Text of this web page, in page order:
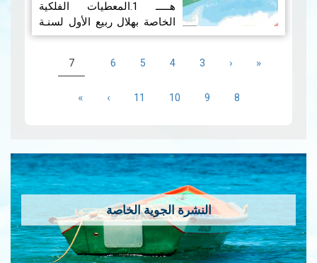
هـــــ 1.المعطيات الفلكية
الخاصة بهلال ربيع الأول لسنـة
1445 هجـري 1.1 ​1الإقتران
هلال بداية شهر ربيع الأول لسنة
يوم الجمعة 15…
قراءة المزيد
First
«
Previous‹ الصفحة
3 الصفحة
4 الصفحة
5 الصفحة
6
Current
page
7
الصفحة
8 الصفحة
9 الصفحة
10 الصفحة
11
Next›
Last
»
النشرة الجوية الخاصة